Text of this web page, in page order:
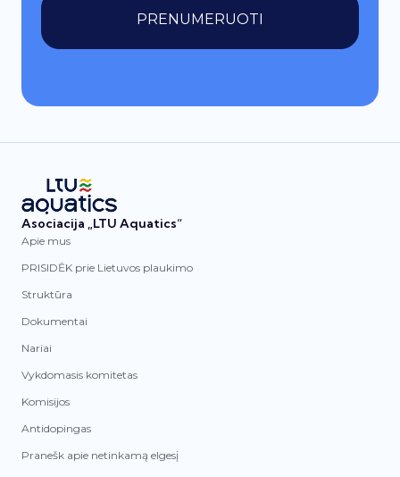
PRENUMERUOTI
Asociacija „LTU Aquatics“
Apie mus
PRISIDĖK prie Lietuvos plaukimo
Struktūra
Dokumentai
Nariai
Vykdomasis komitetas
Komisijos
Antidopingas
Pranešk apie netinkamą elgesį